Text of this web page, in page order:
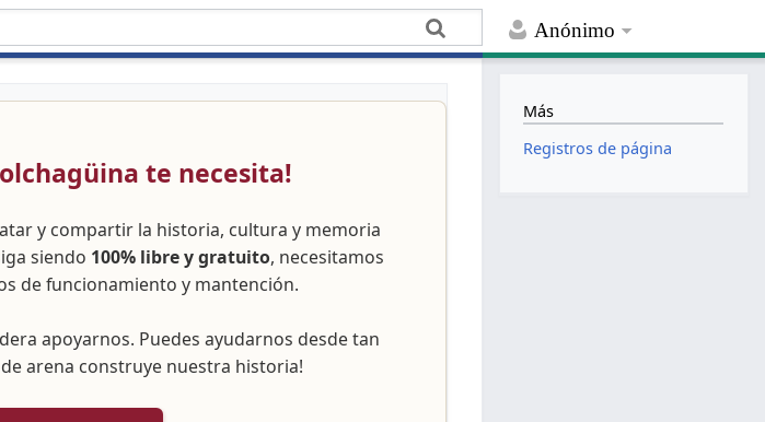
Anónimo
te necesita!
y compartir la historia, cultura y memoria
siendo 100% libre y gratuito, necesitamos
de funcionamiento y mantención.
apoyarnos. Puedes ayudarnos desde tan
de arena construye nuestra historia!
Más
Registros de página